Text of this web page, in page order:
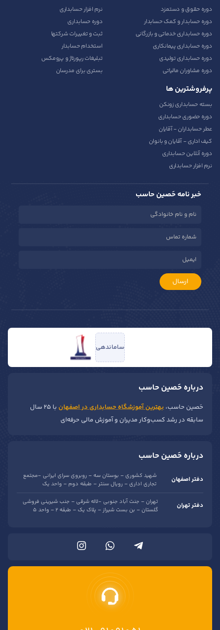
دوره حقوق و دستمزد
دوره حسابدار و کمک حسابدار
دوره حسابداری خدماتی و بازرگانی
دوره حسابداری پیمانکاری
دوره حسابداری تولیدی
دوره مشاوران مالیاتی
نرم افزار حسابداری
دوره حسابداری
ثبت و تغییرات شرکتها
استخدام حسابدار
تبلیغات رپورتاژ و پرومکس
بستری برای مدرسان
پرفروشترین ها
بسته حسابداری زونکن
دوره حضوری حسابداری
عطر حسابداران - آقایان
کیف اداری - آقایان و بانوان
دوره آنلاین حسابداری
نرم افزار حسابداری
خبر نامه حَصین حاسب
ارسال
ساماندهی
درباره حَصین حاسب
حَصین حاسب، بهترین آموزشگاه حسابداری در اصفهان
با ۲۵ سال
سابقه در رشد کسب‌وکار مدیران و آموزش مالی حرفه‌ای
درباره حَصین حاسب
دفتر اصفهان
شهید کشوری – بوستان سه – روبروی سرای ایرانی -مجتمع
تجاری اداری – رویال سنتر – طبقه دوم – واحد یک
دفتر تهران
تهران – جنت آباد جنوبی -لاله شرقی – جنب شیرینی فروشی
گلستان – بن بست شیراز – پلاک یک – طبقه 2 – واحد 5